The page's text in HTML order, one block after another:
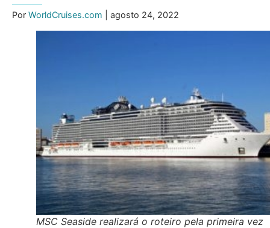
Por WorldCruises.com | agosto 24, 2022
MSC Seaside realizará o roteiro pela primeira vez